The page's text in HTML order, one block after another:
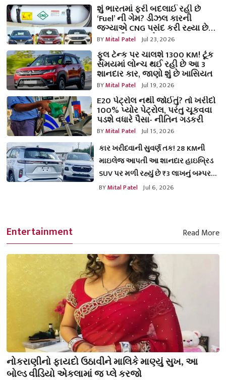
શું ભારતમાં ફરી બદલાઈ રહી છે
‘Fuel’ ની ગેમ? ડીઝલ કારની
જગ્યાએ CNG પસંદ કરી રહ્યા છે
કાર ખરીદનારાઓ
BYMital Patel Jul 23, 2026
ફૂલ ટેન્ક પર ચાલશે 1300 KM! ટૂંક
સમયમાં લોન્ચ થઈ રહી છે આ 3
શાનદાર કાર, જાણો શું છે ખાસિયત
BYMital Patel Jul 19, 2026
E20 પેટ્રોલ નથી જોઈતું? તો ખરીદો
100% પ્યોર પેટ્રોલ, પરંતુ ચૂકવવા
પડશે વધારે પૈસા- નીતિન ગડકરી
BYMital Patel Jul 15, 2026
કાર ખરીદવાની સુવર્ણ તક! 28 KMની
માઇલેજ આપતી આ શાનદાર હાઇબ્રિડ
SUV પર મળી રહ્યું છે ₹3 લાખનું બમ્પર
ડિસ્કાઉન્ટ
BYMital Patel Jul 6, 2026
Entertainment Read More
નોકરાણીનો ફાયદો ઉઠાવીને માલિકે માણ્યું સુખ, આ
બોલ્ડ વીડિયો એકલામાં જ પ્લે કરજો